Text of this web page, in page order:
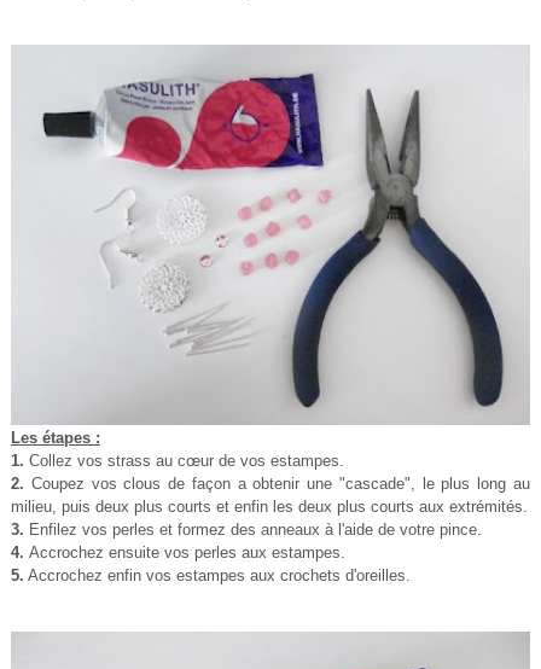
Les étapes :
1. Collez vos strass au cœur de vos estampes.
2. Coupez vos clous de façon a obtenir une "cascade", le plus long au
milieu, puis deux plus courts et enfin les deux plus courts aux extrémités.
3. Enfilez vos perles et formez des anneaux à l'aide de votre pince.
4. Accrochez ensuite vos perles aux estampes.
5. Accrochez enfin vos estampes aux crochets d'oreilles.